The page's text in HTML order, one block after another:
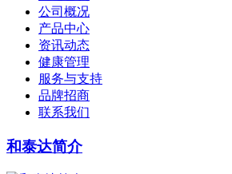
公司概况
产品中心
资讯动态
健康管理
服务与支持
品牌招商
联系我们
和泰达简介